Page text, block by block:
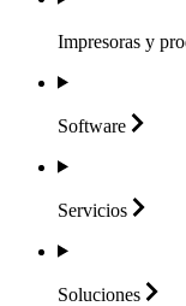
Impresoras y
Software
Servicios
Soluciones